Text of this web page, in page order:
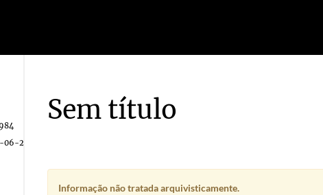
06-29/1915-09-01
Sem título
Informação não tratada arquivisticamente.